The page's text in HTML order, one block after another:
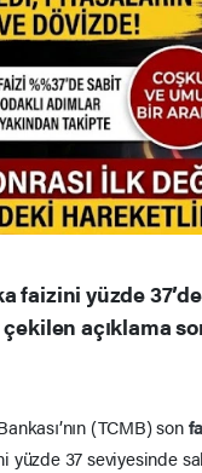
faizini yüzde
açıklama
(TCMB) son
yüzde 37 seviyesinde